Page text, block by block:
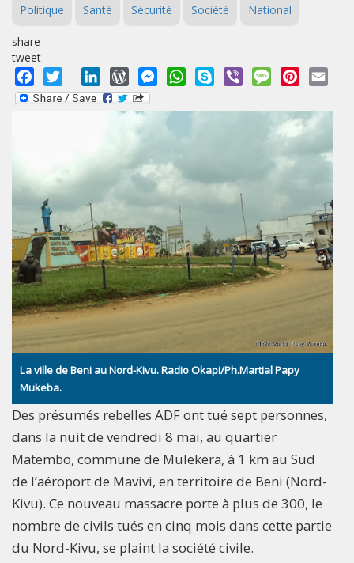
Politique Santé Sécurité Société National
share
tweet
Facebook
Twitter LinkedInWordPressMessengerWhatsApp
Skype Viber MessagePinterest
La ville de Beni au Nord-Kivu. Radio Okapi/Ph.Martial Papy
Mukeba.
Des présumés rebelles ADF ont tué sept personnes,
dans la nuit de vendredi 8 mai, au quartier
Matembo, commune de Mulekera, à 1 km au Sud
de l’aéroport de Mavivi, en territoire de Beni (Nord-
Kivu). Ce nouveau massacre porte à plus de 300, le
nombre de civils tués en cinq mois dans cette partie
du Nord-Kivu, se plaint la société civile.